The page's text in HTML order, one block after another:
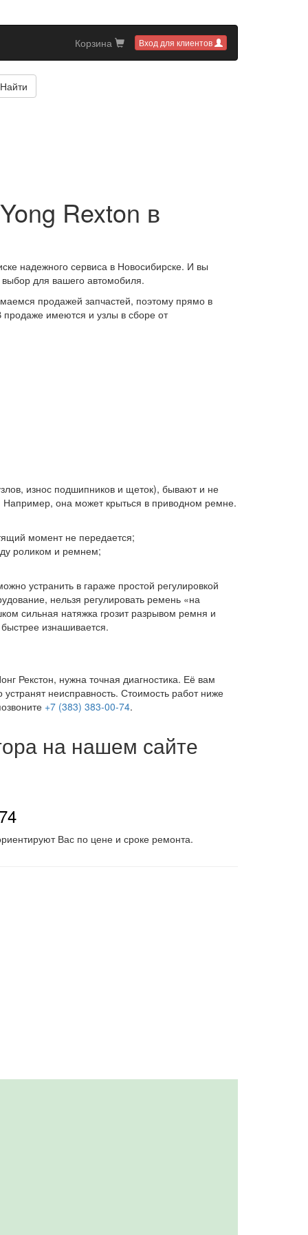
Вход для клиентов
Корзина
Найти
Rexton в
надежного сервиса в Новосибирске. И вы
для вашего автомобиля.
продажей запчастей, поэтому прямо в
имеются и узлы в сборе от
износ подшипников и щеток), бывают и не
Например, она может крыться в приводном ремне.
момент не передается;
роликом и ремнем;
устранить в гараже простой регулировкой
нельзя регулировать ремень «на
сильная натяжка грозит разрывом ремня и
изнашивается.
Рекстон, нужна точная диагностика. Её вам
неисправность. Стоимость работ ниже
+7 (383) 383-00-74.
на нашем сайте
Вас по цене и сроке ремонта.